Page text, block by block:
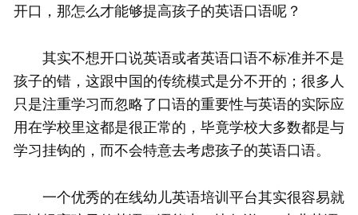
开口，那怎么才能够提高孩子的英语口语呢？
其实不想开口说英语或者英语口语不标准并不是
孩子的错，这跟中国的传统模式是分不开的；很多人
只是注重学习而忽略了口语的重要性与英语的实际应
用在学校里这都是很正常的，毕竟学校大多数都是与
学习挂钩的，而不会特意去考虑孩子的英语口语。
一个优秀的在线幼儿英语培训平台其实很容易就